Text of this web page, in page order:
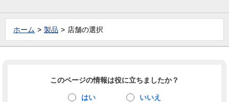
ホーム 製品 店舗の選択
このページの情報は役に立ちましたか？
はい いいえ